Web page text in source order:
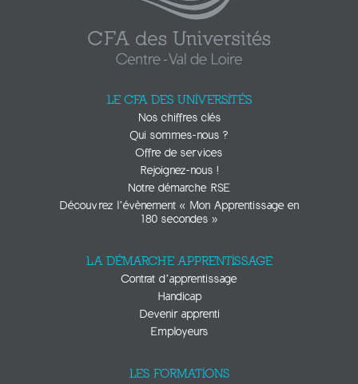
LE CFA DES UNIVERSITÉS
Nos chiffres clés
Qui sommes-nous ?
Offre de services
Rejoignez-nous !
Notre démarche RSE
Découvrez l’évènement « Mon Apprentissage en
180 secondes »
LA DÉMARCHE APPRENTISSAGE
Contrat d’apprentissage
Handicap
Devenir apprenti
Employeurs
LES FORMATIONS